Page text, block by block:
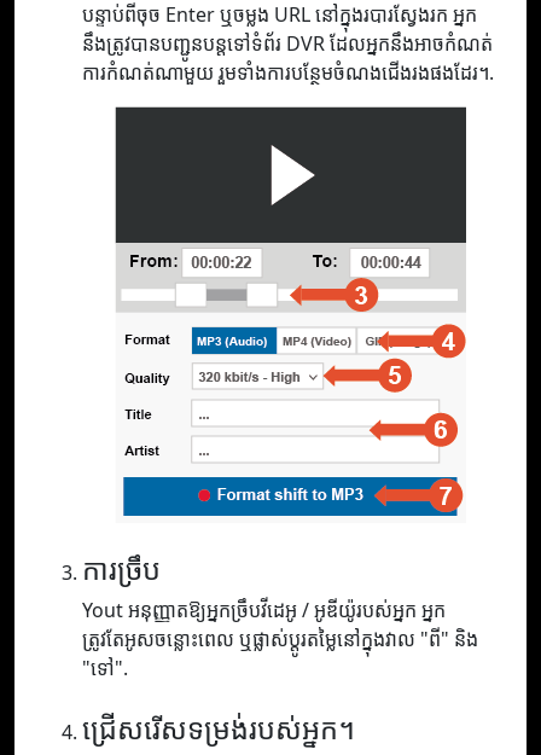
បន្ទាប់ពីចុច Enter ឬចម្លង URL នៅក្នុងរបារស្វែងរក អ្នក
នឹងត្រូវបានបញ្ជូនបន្តទៅទំព័រ DVR ដែលអ្នកនឹងអាចកំណត់
ការកំណត់ណាមួយ រួមទាំងការបន្ថែមចំណងជើងរងផងដែរ។.
ការច្រឹប
Yout អនុញ្ញាតឱ្យអ្នកច្រឹបវីដេអូ / អូឌីយ៉ូរបស់អ្នក អ្នក
ត្រូវតែអូសចន្លោះពេល ឬផ្លាស់ប្តូរតម្លៃនៅក្នុងវាល "ពី" និង
"ទៅ".
ជ្រើសរើសទម្រង់របស់អ្នក។